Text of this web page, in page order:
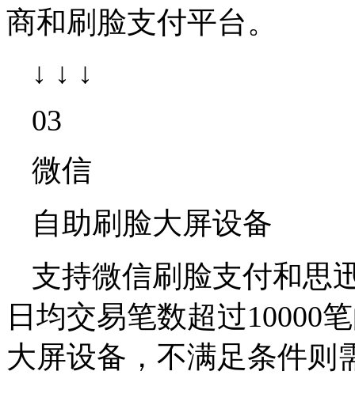
商和刷脸支付平台。
↓ ↓ ↓
03
微信
自助刷脸大屏设备
支持微信刷脸支付和思
日均交易笔数超过10000
大屏设备，不满足条件则